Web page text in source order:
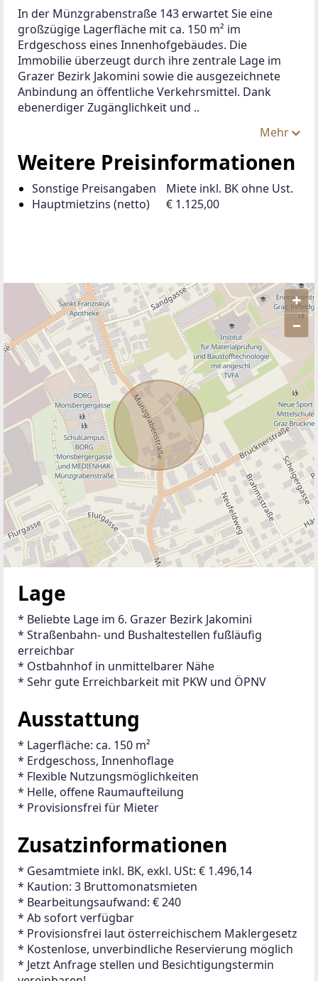
In der Münzgrabenstraße 143 erwartet Sie eine
großzügige Lagerfläche mit ca. 150 m² im
Erdgeschoss eines Innenhofgebäudes. Die
Immobilie überzeugt durch ihre zentrale Lage im
Grazer Bezirk Jakomini sowie die ausgezeichnete
Anbindung an öffentliche Verkehrsmittel. Dank
ebenerdiger Zugänglichkeit und ..
Mehr
Weitere Preisinformationen
Sonstige Preisangaben
Miete inkl. BK ohne Ust.
Hauptmietzins (netto)
€ 1.125,00
+
–
ANBIETER KONTAKTIEREN
Lage
* Beliebte Lage im 6. Grazer Bezirk Jakomini
* Straßenbahn- und Bushaltestellen fußläufig
erreichbar
* Ostbahnhof in unmittelbarer Nähe
* Sehr gute Erreichbarkeit mit PKW und ÖPNV
Ausstattung
* Lagerfläche: ca. 150 m²
* Erdgeschoss, Innenhoflage
* Flexible Nutzungsmöglichkeiten
* Helle, offene Raumaufteilung
* Provisionsfrei für Mieter
Zusatzinformationen
* Gesamtmiete inkl. BK, exkl. USt: € 1.496,14
* Kaution: 3 Bruttomonatsmieten
* Bearbeitungsaufwand: € 240
* Ab sofort verfügbar
* Provisionsfrei laut österreichischem Maklergesetz
* Kostenlose, unverbindliche Reservierung möglich
* Jetzt Anfrage stellen und Besichtigungstermin